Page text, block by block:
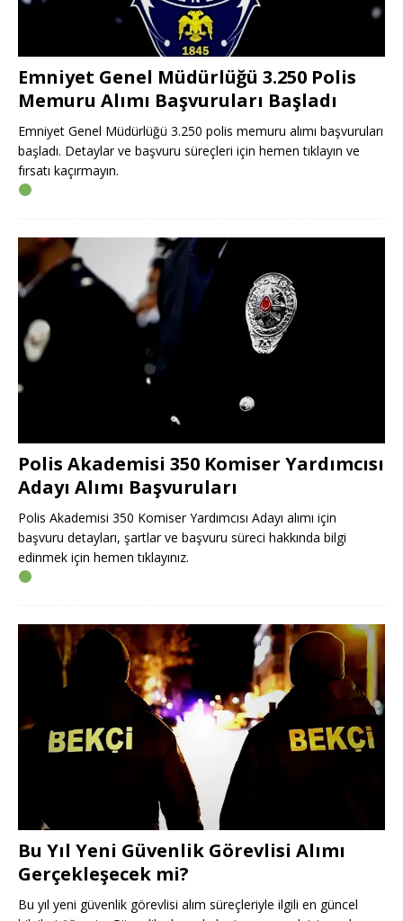
Emniyet Genel Müdürlüğü 3.250 Polis
Memuru Alımı Başvuruları Başladı
Emniyet Genel Müdürlüğü 3.250 polis memuru alımı başvuruları
başladı. Detaylar ve başvuru süreçleri için hemen tıklayın ve
fırsatı kaçırmayın.
Polis Akademisi 350 Komiser Yardımcısı
Adayı Alımı Başvuruları
Polis Akademisi 350 Komiser Yardımcısı Adayı alımı için
başvuru detayları, şartlar ve başvuru süreci hakkında bilgi
edinmek için hemen tıklayınız.
Bu Yıl Yeni Güvenlik Görevlisi Alımı
Gerçekleşecek mi?
Bu yıl yeni güvenlik görevlisi alım süreçleriyle ilgili en güncel